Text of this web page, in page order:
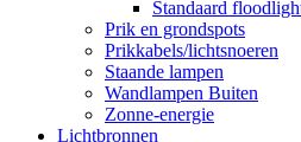
Standaard
Prik en grondspots
Prikkabels/lichtsnoeren
Staande lampen
Wandlampen Buiten
Zonne-energie
Lichtbronnen